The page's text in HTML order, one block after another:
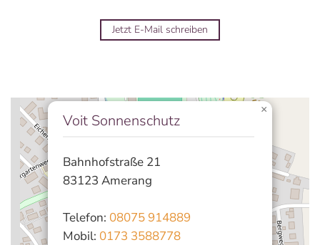
Jetzt E-Mail schreiben
Voit Sonnenschutz
Bahnhofstraße 21
83123 Amerang
Telefon: 08075 914889
Mobil: 0173 3588778
×